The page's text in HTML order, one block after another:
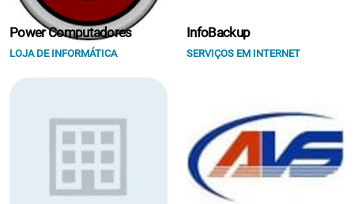
Power Computadores
LOJA DE INFORMÁTICA
InfoBackup
SERVIÇOS EM INTERNET